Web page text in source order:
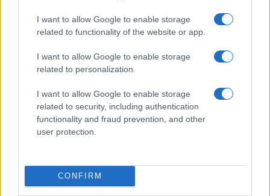
I want to allow Google to enable storage
related to functionality of the website or app.
I want to allow Google to enable storage
related to personalization.
I want to allow Google to enable storage
related to security, including authentication
functionality and fraud prevention, and other
user protection.
CONFIRM
Vuoi rimanere sempre aggiornato?
Iscriviti alla newsletter di Gallura Oggi e ricevi le nostre
sul sito web!
* campo obbligatorio
Indirizzo email *
Privacy
Utilizziamo Mailchimp come piattaforma di
marketing. Iscrivendoti alla newsletter accetti che le